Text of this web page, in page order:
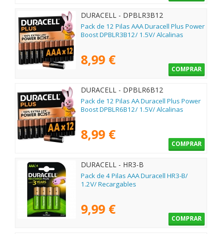
DURACELL - DPBLR3B12
Pack de 12 Pilas AAA Duracell Plus Power
Boost DPBLR3B12/ 1.5V/ Alcalinas
8,99 €
COMPRAR
DURACELL - DPBLR6B12
Pack de 12 Pilas AA Duracell Plus Power
Boost DPBLR6B12/ 1.5V/ Alcalinas
8,99 €
COMPRAR
DURACELL - HR3-B
Pack de 4 Pilas AAA Duracell HR3-B/
1.2V/ Recargables
9,99 €
COMPRAR